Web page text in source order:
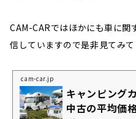
CAM-CARではほかにも車に
信していますので是非見てみて
cam-car.jp
キャンピング
中古の平均価